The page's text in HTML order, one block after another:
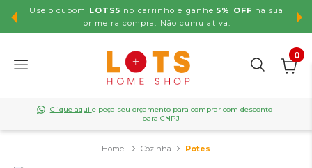
Use o cupom LOTS5 no carrinho e ganhe5% OFF na sua
primeira compra. Não cumulativa.
0
Clique aqui e peça seu orçamento para comprar com desconto
para CNPJ
Cozinha Potes